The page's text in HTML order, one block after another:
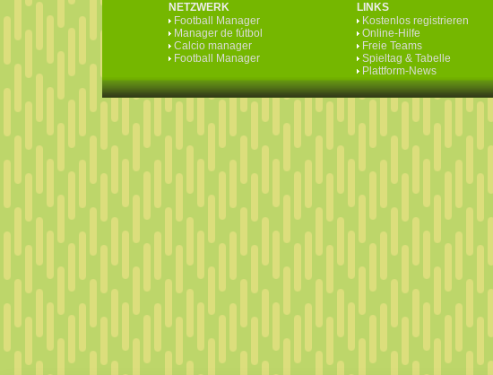
NETZWERK
Football Manager
Manager de fútbol
Calcio manager
Football Manager
LINKS
Kostenlos registrieren
Online-Hilfe
Freie Teams
Spieltag & Tabelle
Plattform-News